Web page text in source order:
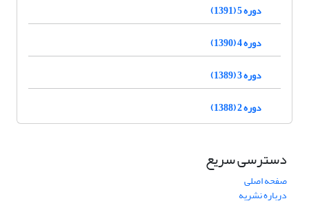
دوره 5 (1391)
دوره 4 (1390)
دوره 3 (1389)
دوره 2 (1388)
دسترسی سریع
صفحه اصلی
درباره نشریه